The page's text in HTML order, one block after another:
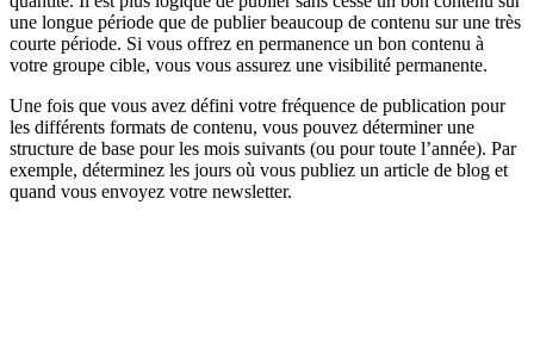
une longue période que de publier beaucoup de contenu sur une très
courte période. Si vous offrez en permanence un bon contenu à
votre groupe cible, vous vous assurez une visibilité permanente.
Une fois que vous avez défini votre fréquence de publication pour
les différents formats de contenu, vous pouvez déterminer une
structure de base pour les mois suivants (ou pour toute l’année). Par
exemple, déterminez les jours où vous publiez un article de blog et
quand vous envoyez votre newsletter.